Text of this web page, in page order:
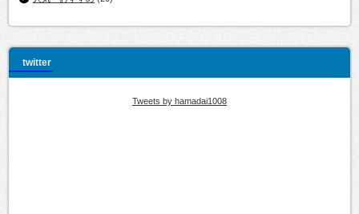
twitter
Tweets by hamadai1008